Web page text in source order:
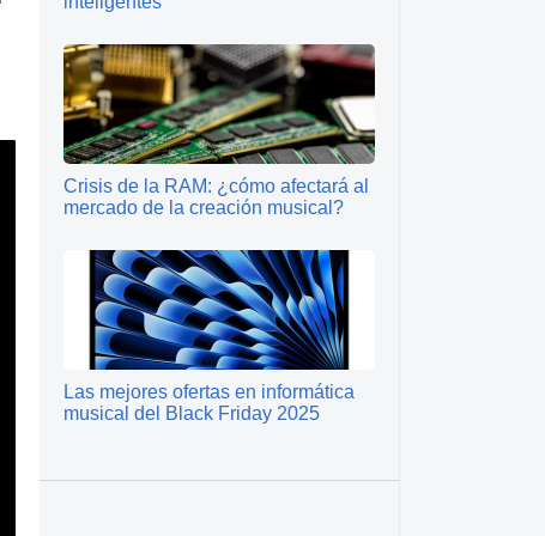
Crisis de la RAM: ¿cómo afectará al
mercado de la creación musical?
Las mejores ofertas en informática
musical del Black Friday 2025